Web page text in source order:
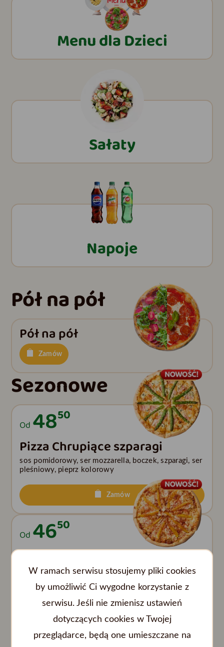
Menu dla Dzieci
Sałaty
Napoje
Pół na pół
Pół na pół
Zamów
Sezonowe
Od 4850
Pizza Chrupiące szparagi
sos pomidorowy, ser mozzarella, boczek, szparagi, ser
pleśniowy, pieprz kolorowy
Zamów
Od 4650
Pizza Tropikalne BBQ
sos bbq, ser mozzarella, grillowany kurczak, mango,
Zamów
50
W ramach serwisu stosujemy pliki cookies
by umożliwić Ci wygodne korzystanie z
serwisu. Jeśli nie zmienisz ustawień
dotyczących cookies w Twojej
przeglądarce, będą one umieszczane na